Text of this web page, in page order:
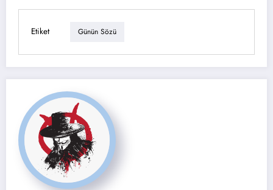
Etiket Günün Sözü